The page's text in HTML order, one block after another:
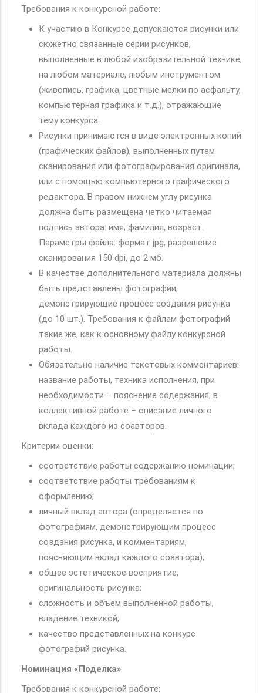
Требования к конкурсной работе:
К участию в Конкурсе допускаются рисунки или
сюжетно связанные серии рисунков,
выполненные в любой изобразительной технике,
на любом материале, любым инструментом
(живопись, графика, цветные мелки по асфальту,
компьютерная графика и т.д.), отражающие
тему конкурса.
Рисунки принимаются в виде электронных копий
(графических файлов), выполненных путем
сканирования или фотографирования оригинала,
или с помощью компьютерного графического
редактора. В правом нижнем углу рисунка
должна быть размещена четко читаемая
подпись автора: имя, фамилия, возраст.
Параметры файла: формат jpg, разрешение
сканирования 150 dpi, до 2 мб.
В качестве дополнительного материала должны
быть представлены фотографии,
демонстрирующие процесс создания рисунка
(до 10 шт.). Требования к файлам фотографий
такие же, как к основному файлу конкурсной
работы.
Обязательно наличие текстовых комментариев:
название работы, техника исполнения, при
необходимости – пояснение содержания; в
коллективной работе – описание личного
вклада каждого из соавторов.
Критерии оценки:
соответствие работы содержанию номинации;
соответствие работы требованиям к
оформлению;
личный вклад автора (определяется по
фотографиям, демонстрирующим процесс
создания рисунка, и комментариям,
поясняющим вклад каждого соавтора);
общее эстетическое восприятие,
оригинальность рисунка;
сложность и объем выполненной работы,
владение техникой;
качество представленных на конкурс
фотографий рисунка.
Номинация «Поделка»
Требования к конкурсной работе: